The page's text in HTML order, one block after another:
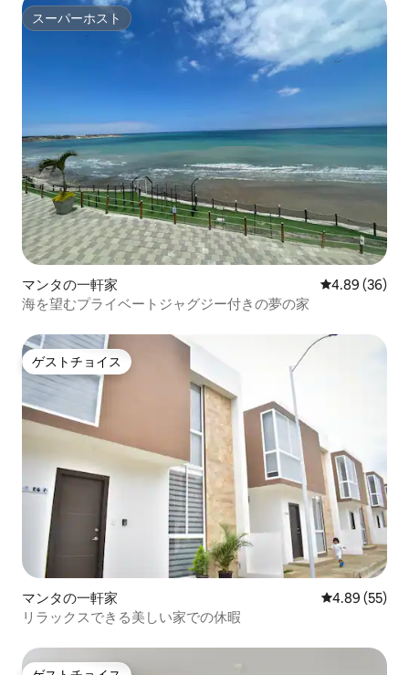
スーパーホスト
スーパーホスト
マンタの一軒家 レビュー36
4.89 (36)
海を望むプライベートジャグジー付きの夢の家
ゲストチョイス
ゲストチョイス
マンタの一軒家 レビュー55
4.89 (55)
リラックスできる美しい家での休暇